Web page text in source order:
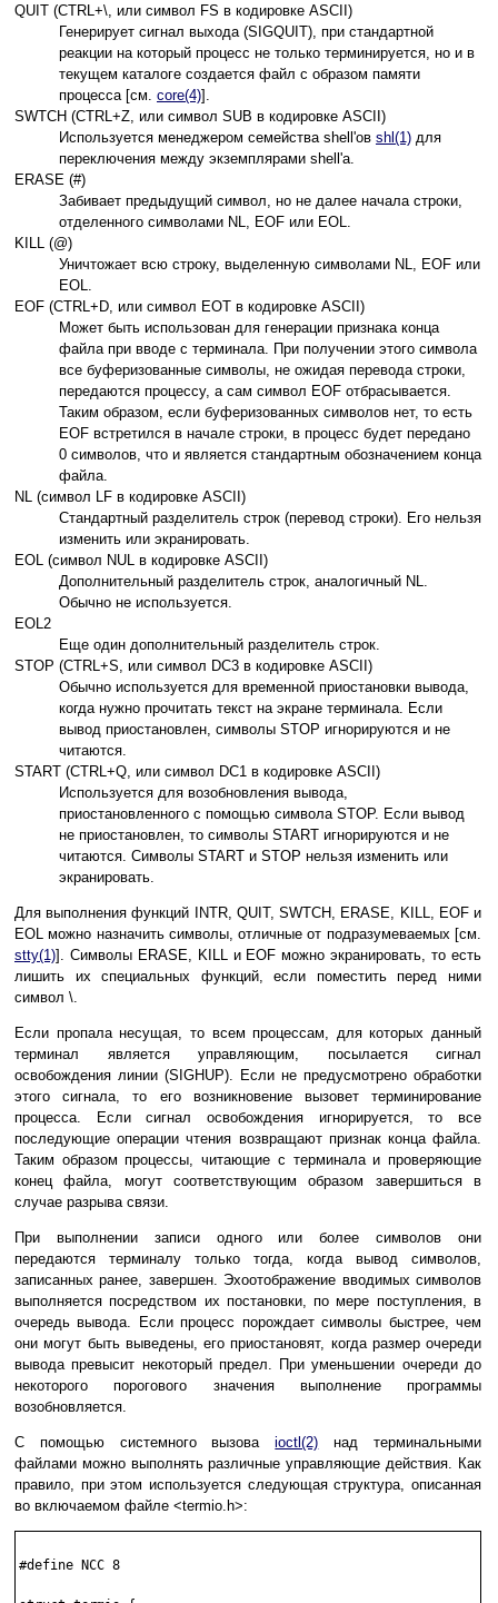
QUIT (CTRL+\, или символ FS в кодировке ASCII)
Генерирует сигнал выхода (SIGQUIT), при стандартной
реакции на который процесс не только терминируется, но и в
текущем каталоге создается файл с образом памяти
процесса [см. core(4)].
SWTCH (CTRL+Z, или символ SUB в кодировке ASCII)
Используется менеджером семейства shell'ов shl(1) для
переключения между экземплярами shell'а.
ERASE (#)
Забивает предыдущий символ, но не далее начала строки,
отделенного символами NL, EOF или EOL.
KILL (@)
Уничтожает всю строку, выделенную символами NL, EOF или
EOL.
EOF (CTRL+D, или символ EOT в кодировке ASCII)
Может быть использован для генерации признака конца
файла при вводе с терминала. При получении этого символа
все буферизованные символы, не ожидая перевода строки,
передаются процессу, а сам символ EOF отбрасывается.
Таким образом, если буферизованных символов нет, то есть
EOF встретился в начале строки, в процесс будет передано
0 символов, что и является стандартным обозначением конца
файла.
NL (символ LF в кодировке ASCII)
Стандартный разделитель строк (перевод строки). Его нельзя
изменить или экранировать.
EOL (символ NUL в кодировке ASCII)
Дополнительный разделитель строк, аналогичный NL.
Обычно не используется.
EOL2
Еще один дополнительный разделитель строк.
STOP (CTRL+S, или символ DC3 в кодировке ASCII)
Обычно используется для временной приостановки вывода,
когда нужно прочитать текст на экране терминала. Если
вывод приостановлен, символы STOP игнорируются и не
читаются.
START (CTRL+Q, или символ DC1 в кодировке ASCII)
Используется для возобновления вывода,
приостановленного с помощью символа STOP. Если вывод
не приостановлен, то символы START игнорируются и не
читаются. Символы START и STOP нельзя изменить или
экранировать.
Для выполнения функций INTR, QUIT, SWTCH, ERASE, KILL, EOF и
EOL можно назначить символы, отличные от подразумеваемых [см.
stty(1)]. Символы ERASE, KILL и EOF можно экранировать, то есть
лишить их специальных функций, если поместить перед ними
символ \.
Если пропала несущая, то всем процессам, для которых данный
терминал является управляющим, посылается сигнал
освобождения линии (SIGHUP). Если не предусмотрено обработки
этого сигнала, то его возникновение вызовет терминирование
процесса. Если сигнал освобождения игнорируется, то все
последующие операции чтения возвращают признак конца файла.
Таким образом процессы, читающие с терминала и проверяющие
конец файла, могут соответствующим образом завершиться в
случае разрыва связи.
При выполнении записи одного или более символов они
передаются терминалу только тогда, когда вывод символов,
записанных ранее, завершен. Эхоотображение вводимых символов
выполняется посредством их постановки, по мере поступления, в
очередь вывода. Если процесс порождает символы быстрее, чем
они могут быть выведены, его приостановят, когда размер очереди
вывода превысит некоторый предел. При уменьшении очереди до
некоторого порогового значения выполнение программы
возобновляется.
С помощью системного вызоваioctl(2) над терминальными
файлами можно выполнять различные управляющие действия. Как
правило, при этом используется следующая структура, описанная
во включаемом файле <termio.h>:
#define NCC 8